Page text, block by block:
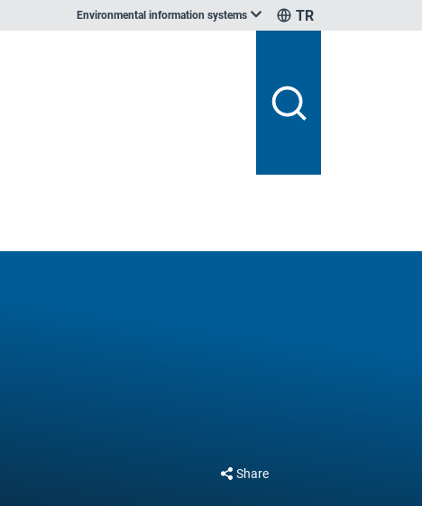
Environmental information systems TR
Share